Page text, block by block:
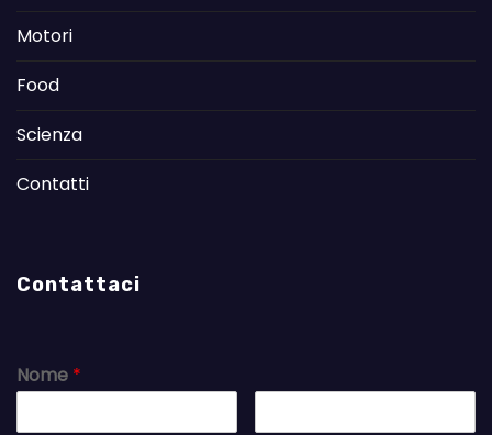
Motori
Food
Scienza
Contatti
Contattaci
Nome *